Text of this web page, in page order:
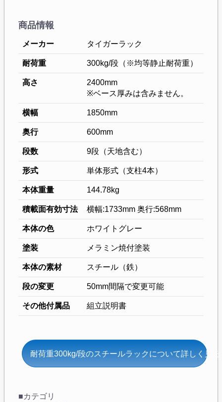
商品情報
メーカー タイガーラック
耐荷重 300kg/段（※均等静止耐荷重）
高さ
2400mm
※ベース厚みは含みません。
横幅 1850mm
奥行 600mm
段数 9段（天地含む）
形式 単体形式（支柱4本）
本体重量 144.78kg
積載面有効寸法 横幅:1733mm 奥行:568mm
本体の色 ホワイトグレー
塗装 メラミン焼付塗装
本体の素材 スチール（鉄）
段の変更 50mm間隔で変更可能
その他付属品 組立説明書
耐荷重300kg/段のスチールラックについて詳しく見る
■カテゴリ